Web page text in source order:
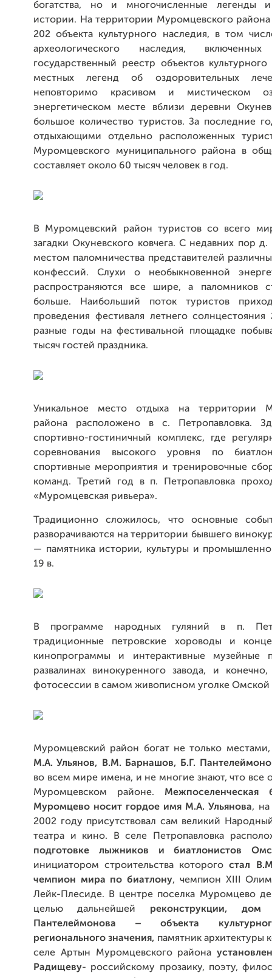
богатства, но и многочисленные легенды и
истории. На территории Муромцевского района
202 объекта культурного наследия, в том
археологического наследия,
государственный реестр объектов
местных легенд об оздоровительных
неповторимо красивом и мистическом
энергетическом месте вблизи деревни
большое количество туристов. За последние
отдыхающими отдельно расположенных
Муромцевского муниципального района в
составляет около 60 тысяч человек в год.
В Муромцевский район туристов со всего
загадки Окуневского ковчега. С недавних пор
местом паломничества представителей
конфессий. Слухи о необыкновенной
распространяются все шире, а паломников
больше. Наибольший поток туристов
проведения фестиваля летнего
разные годы на фестивальной площадке
тысяч гостей праздника.
Уникальное место отдыха на территории
района расположено в с. Петропавловка.
спортивно-гостиничный комплекс, где
соревнования высокого уровня по
спортивные мероприятия и тренировочные
команд. Третий год в п. Петропавловка
«Муромцевская ривьера».
Традиционно сложилось, что основные
разворачиваются на территории бывшего
— памятника истории, культуры и
19 в.
В программе народных гуляний в п.
традиционные петровские хороводы и
кинопрограммы и интерактивные музейные
развалинах винокуренного завода, и конечно,
фотосессии в самом живописном уголке Омской
Муромцевский район богат не только
М.А. Ульянов, В.М. Барнашов, Б.Г.
во всем мире имена, и не многие знают, что все
Муромцевском районе. Межпоселенческая
Муромцево носит гордое имя М.А. Ульянова, на
2002 году присутствовал сам великий
театра и кино. В селе Петропавловка
подготовке лыжников и биатлонистов
инициатором строительства которогостал
чемпион мира по биатлону, чемпион XIII
Лейк-Плесиде. В центре поселка Муромцево
целью дальнейшей реконструкции, дом
Пантелеймонова – объекта
регионального значения, памятник архитектуры
селе Артын Муромцевского района
Радищеву- российскому прозаику, поэту,